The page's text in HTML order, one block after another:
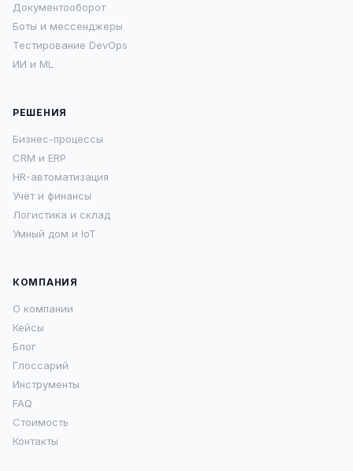
Документооборот
Боты и мессенджеры
Тестирование DevOps
ИИ и ML
РЕШЕНИЯ
Бизнес-процессы
CRM и ERP
HR-автоматизация
Учёт и финансы
Логистика и склад
Умный дом и IoT
КОМПАНИЯ
О компании
Кейсы
Блог
Глоссарий
Инструменты
FAQ
Стоимость
Контакты